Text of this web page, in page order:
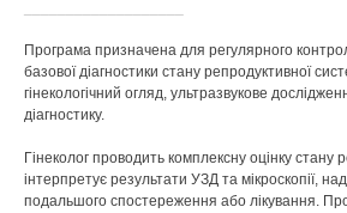
Програма призначена для регулярного
базової діагностики стану репродуктивної
гінекологічний огляд, ультразвукове
діагностику.
Гінеколог проводить комплексну оцінку стану
інтерпретує результати УЗД та мікроскопії,
подальшого спостереження або лікування.